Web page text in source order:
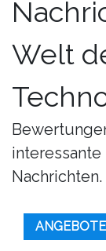
Welt
Nachrichten.
ANGEBOTE